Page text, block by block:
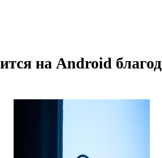
на Android